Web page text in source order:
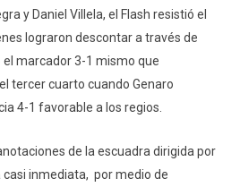
y Daniel Villela, el Flash resistió el
lograron descontar a través de
el marcador 3-1 mismo que
tercer cuarto cuando Genaro
4-1 favorable a los regios.
de la escuadra dirigida por
inmediata, por medio de